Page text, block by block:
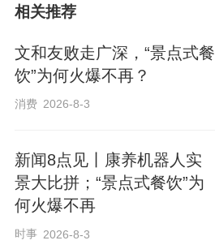
相关推荐
文和友败走广深，“景点式餐
饮”为何火爆不再？
消费 2026-8-3
新闻8点见丨康养机器人实
景大比拼；“景点式餐饮”为
何火爆不再
时事 2026-8-3